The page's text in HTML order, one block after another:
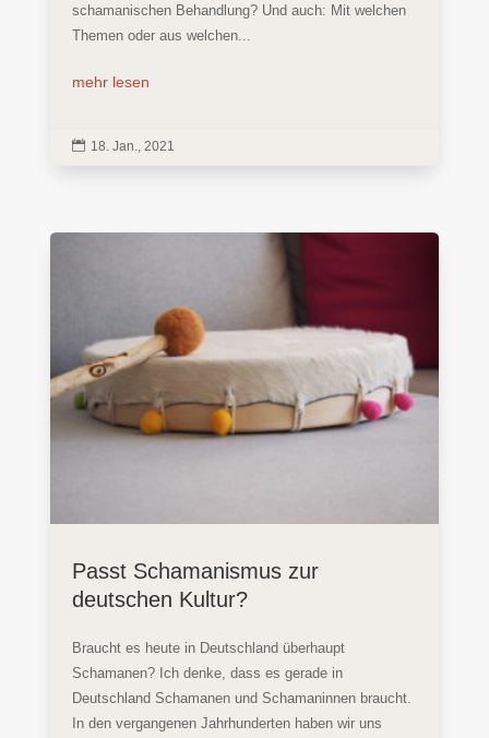
schamanischen Behandlung? Und auch: Mit welchen
Themen oder aus welchen...
mehr lesen
 18. Jan., 2021
Passt Schamanismus zur
deutschen Kultur?
Braucht es heute in Deutschland überhaupt
Schamanen? Ich denke, dass es gerade in
Deutschland Schamanen und Schamaninnen braucht.
In den vergangenen Jahrhunderten haben wir uns